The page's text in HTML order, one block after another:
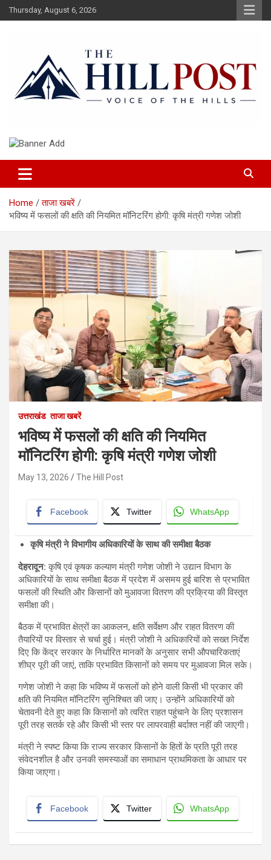
Skip
to
Thursday, August 6, 2026
The Hillpost
Home
ताजा खबरें
भविष्य में फसलों की क्षति की नियमित मॉनिटरिंग होगी: कृषि मंत्री गणेश जोशी
उत्तराखंड ताजा खबरें
भविष्य में फसलों की क्षति की नियमित
मॉनिटरिंग होगी: कृषि मंत्री गणेश जोशी
May 13, 2026 The Hill Post
Facebook Twitter WhatsApp
कृषि मंत्री ने विभागीय अधिकारियों के साथ की समीक्षा बैठक
देहरादून: कृषि एवं कृषक कल्याण मंत्री गणेश जोशी ने उद्यान विभाग के
अधिकारियों के साथ समीक्षा बैठक में प्रदेश में असमय हुई बारिश से प्रभावित
फसलों की स्थिति और किसानों को मुआवजा वितरण की प्रक्रिया की विस्तृत
समीक्षा की।
बैठक में प्रभावित क्षेत्रों का आकलन, क्षति सर्वेक्षण और राहत वितरण की
तैयारियों पर विस्तार से चर्चा हुई। मंत्री जोशी ने अधिकारियों को सख्त निर्देश
दिए कि केंद्र सरकार के निर्धारित मानकों के अनुसार सभी औपचारिकताएं
शीघ्र पूरी की जाएं, ताकि प्रभावित किसानों को समय पर मुआवजा मिल सके।
गणेश जोशी ने कहा कि भविष्य में फसलों को होने वाली किसी भी प्रकार की
क्षति की नियमित मॉनिटरिंग सुनिश्चित की जाए। उन्होंने अधिकारियों को
चेतावनी देते हुए कहा कि किसानों को त्वरित राहत पहुंचाने के लिए प्रशासन
पूरी तरह सतर्क रहे और किसी भी स्तर पर लापरवाही बर्दाश्त नहीं की जाएगी।
मंत्री ने स्पष्ट किया कि राज्य सरकार किसानों के हितों के प्रति पूरी तरह
संवेदनशील है और उनकी समस्याओं का समाधान प्राथमिकता के आधार पर
किया जाएगा।
Facebook Twitter WhatsApp